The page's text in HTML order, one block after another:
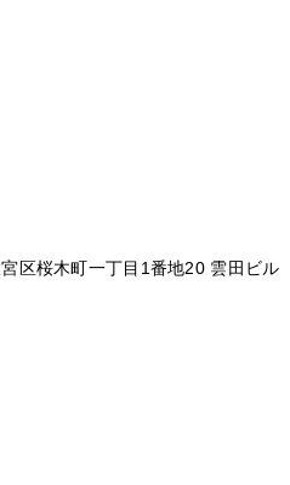
区桜木町一丁目1番地20 雲田ビル